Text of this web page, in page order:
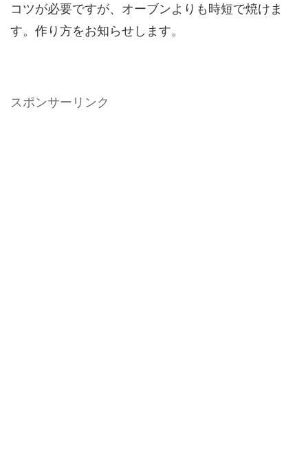
コツが必要ですが、オーブンよりも時短で焼けま
す。作り方をお知らせします。
スポンサーリンク